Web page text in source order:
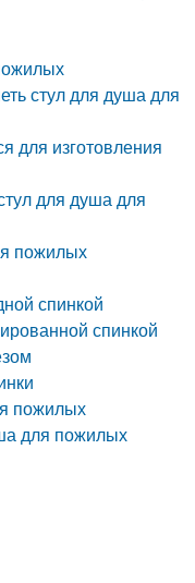
стул для душа для
для изготовления
для душа для
пожилых
спинкой
спинкой
пожилых
для пожилых